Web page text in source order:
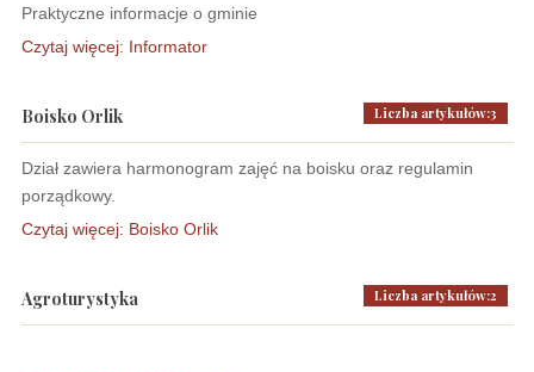
Praktyczne informacje o gminie
Czytaj więcej: Informator
Boisko Orlik Liczba artykułów:3
Dział zawiera harmonogram zajęć na boisku oraz regulamin
porządkowy.
Czytaj więcej: Boisko Orlik
Agroturystyka Liczba artykułów:2